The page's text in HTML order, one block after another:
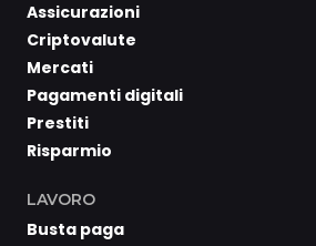
Assicurazioni
Criptovalute
Mercati
Pagamenti digitali
Prestiti
Risparmio
LAVORO
Busta paga